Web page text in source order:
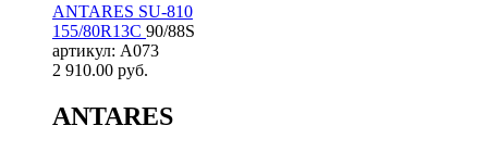
ANTARES SU-810
155/80R13C 90/88S
артикул: A073
2 910.00 руб.
ANTARES